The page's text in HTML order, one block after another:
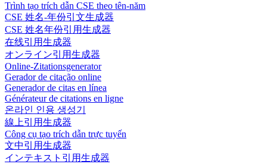
Trình tạo trích dẫn CSE theo tên-năm
CSE 姓名-年份引文生成器
CSE 姓名年份引用生成器
在线引用生成器
オンライン引用生成器
Online-Zitationsgenerator
Gerador de citação online
Generador de citas en línea
Générateur de citations en ligne
온라인 인용 생성기
線上引用生成器
Công cụ tạo trích dẫn trực tuyến
文中引用生成器
インテキスト引用生成器